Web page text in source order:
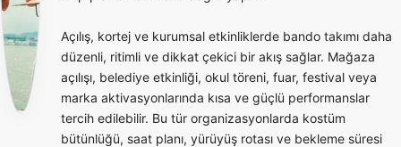
Açılış, kortej ve kurumsal etkinliklerde bando takımı daha
düzenli, ritimli ve dikkat çekici bir akış sağlar. Mağaza
açılışı, belediye etkinliği, okul töreni, fuar, festival veya
marka aktivasyonlarında kısa ve güçlü performanslar
tercih edilebilir. Bu tür organizasyonlarda kostüm
bütünlüğü, saat planı, yürüyüş rotası ve bekleme süresi